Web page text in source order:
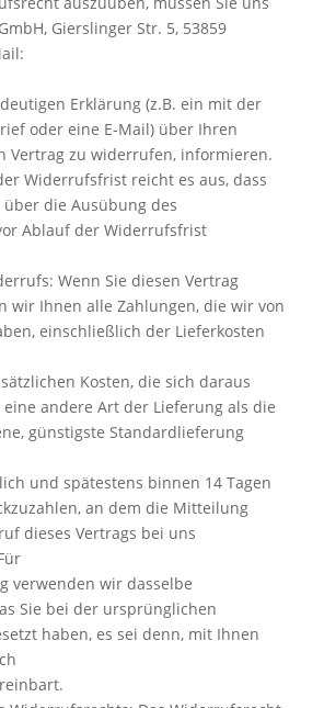
Gierslinger Str. 5, 53859
Erklärung (z.B. ein mit der
oder eine E-Mail) über Ihren
Vertrag zu widerrufen, informieren.
Widerrufsfrist reicht es aus, dass
die Ausübung des
Ablauf der Widerrufsfrist
Wenn Sie diesen Vertrag
wir Ihnen alle Zahlungen, die wir von
einschließlich der Lieferkosten
Kosten, die sich daraus
eine andere Art der Lieferung als die
günstigste Standardlieferung
und spätestens binnen 14 Tagen
an dem die Mitteilung
dieses Vertrags bei uns
verwenden wir dasselbe
Sie bei der ursprünglichen
haben, es sei denn, mit Ihnen